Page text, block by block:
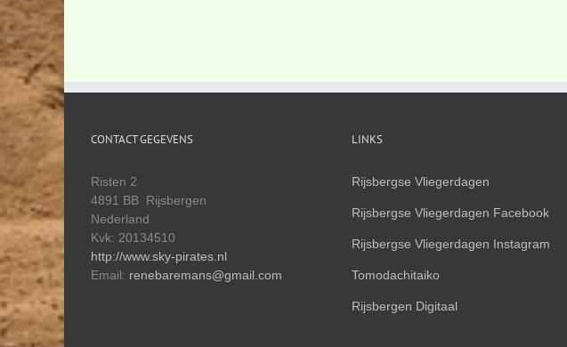
CONTACT GEGEVENS
Risten 2
4891 BB Rijsbergen
Nederland
Kvk: 20134510
http://www.sky-pirates.nl
Email: renebaremans@gmail.com
LINKS
Rijsbergse Vliegerdagen
Rijsbergse Vliegerdagen Facebook
Rijsbergse Vliegerdagen Instagram
Tomodachitaiko
Rijsbergen Digitaal